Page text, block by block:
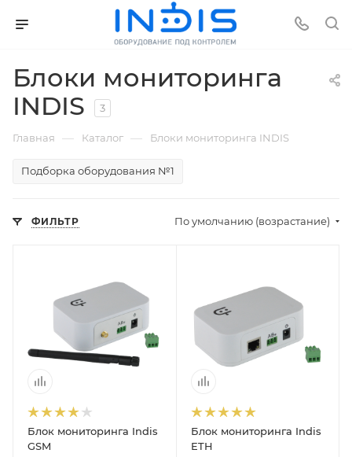
Блоки мониторинга
INDIS
3
Главная — Каталог — Блоки мониторинга INDIS
Подборка оборудования №1
ФИЛЬТР По умолчанию (возрастание)
Блок мониторинга Indis
GSM
Блок мониторинга Indis
ETH